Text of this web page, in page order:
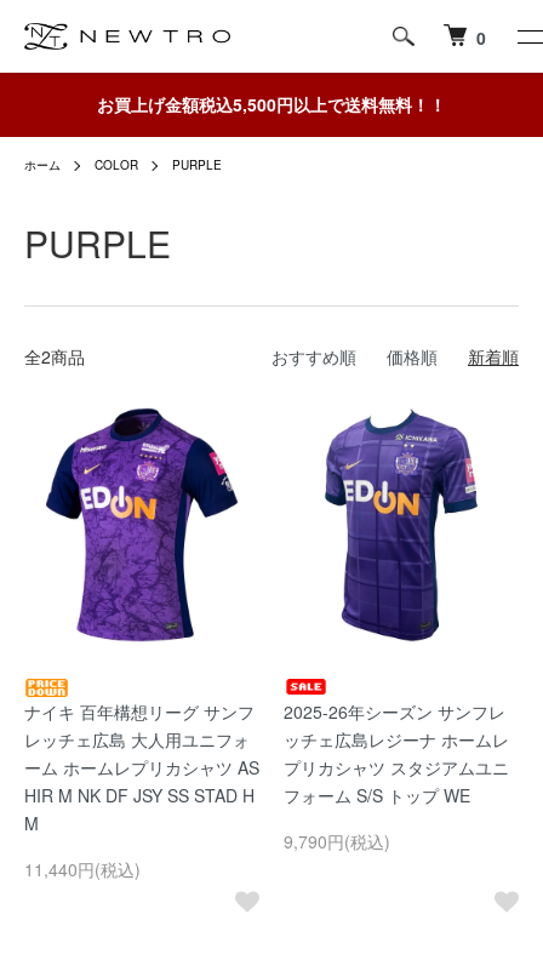
0
お買上げ金額税込5,500円以上で送料無料！！
ホーム COLOR PURPLE
PURPLE
全2商品 おすすめ順 価格順 新着順
ナイキ 百年構想リーグ サンフ
レッチェ広島 大人用ユニフォ
ーム ホームレプリカシャツ AS
HIR M NK DF JSY SS STAD H
M
11,440円(税込)
2025-26年シーズン サンフレ
ッチェ広島レジーナ ホームレ
プリカシャツ スタジアムユニ
フォーム S/S トップ WE
9,790円(税込)